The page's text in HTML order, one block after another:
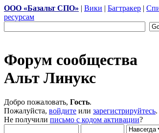
ООО «Базальт СПО» | Вики | Багтракер |
ресурсам
Форум сообщества
Альт Линукс
Добро пожаловать, Гость.
Пожалуйста, войдите или зарегистрируйтесь.
Не получили письмо с кодом активации?